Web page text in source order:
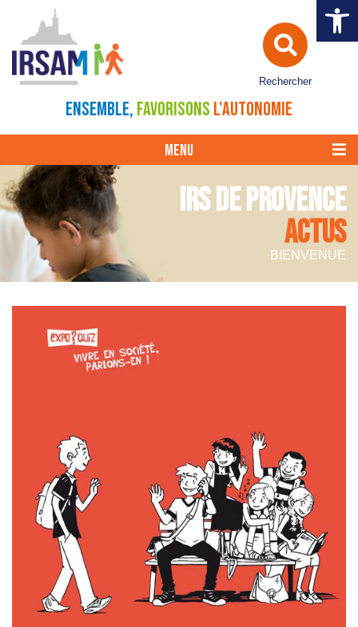
Ouvrir
Rechercher
ENSEMBLE, FAVORISONS L'AUTONOMIE
MENU
IRS DE PROVENCE
ACTUS
BIENVENUE